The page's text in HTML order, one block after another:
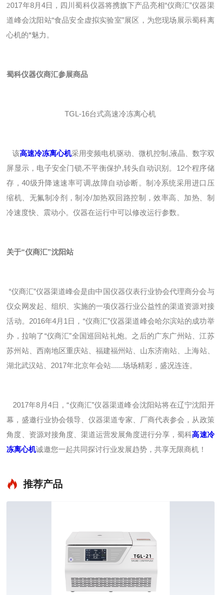
2017年8月4日，四川蜀科仪器将携旗下产品亮相“仪商汇”仪器渠
道峰会沈阳站“食品安全虚拟实验室”展区， 为您现场展示蜀科离
心机的*魅力。
蜀科仪器仪商汇参展商品
TGL-16台式高速冷冻离心机
该高速冷冻离心机采用变频电机驱动、微机控制,液晶、数字双
屏显示，电子安全门锁,不平衡保护,转头自动识别。12个程序储
存，40级升降速速率可调,故障自动诊断。制冷系统采用进口压
缩机、无氟制冷剂，制冷/加热双回路控制，效率高、加热、制
冷速度快、震动小。仪器在运行中可以修改运行参数。
关于“仪商汇”沈阳站
“仪商汇”仪器渠道峰会是由中国仪器仪表行业协会代理商分会与
仪众网发起、组织、实施的一项仪器行业公益性的渠道资源对接
活动。2016年4月1日，“仪商汇”仪器渠道峰会哈尔滨站的成功举
办，拉响了“仪商汇”全国巡回站礼炮。之后的广东广州站、江苏
苏州站、西南地区重庆站、福建福州站、山东济南站、上海站、
湖北武汉站、2017年北京年会站......场场精彩，盛况连连。
2017年8月4日，“仪商汇”仪器渠道峰会沈阳站将在辽宁沈阳开
幕，盛邀行业协会领导、仪器渠道专家、厂商代表参会，从政策
角度、资源对接角度、渠道运营发展角度进行分享，蜀科高速冷
冻离心机诚邀您一起共同探讨行业发展趋势，共享无限商机！
推荐产品